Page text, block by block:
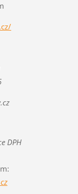
DPH